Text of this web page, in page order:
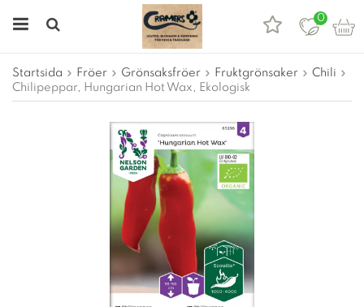
0
Startsida Fröer Grönsaksfröer Fruktgrönsaker
Chili
Chilipeppar, Hungarian Hot Wax, Ekologisk